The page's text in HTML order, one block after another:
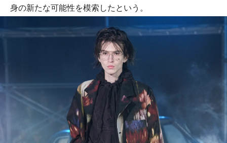
身の新たな可能性を模索したという。